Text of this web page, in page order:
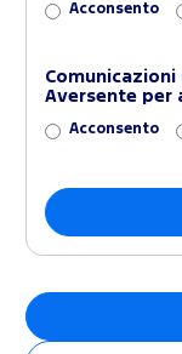
Acconsento
Aversente per
Acconsento